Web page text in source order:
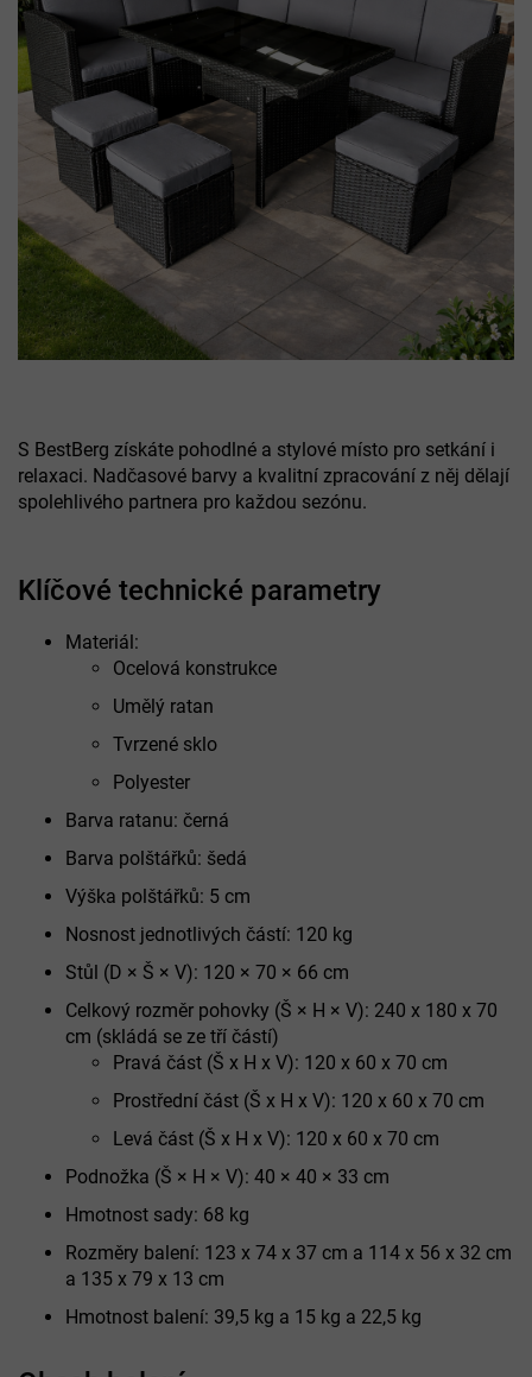
S BestBerg získáte pohodlné a stylové místo pro setkání i
relaxaci. Nadčasové barvy a kvalitní zpracování z něj dělají
spolehlivého partnera pro každou sezónu.
Klíčové technické parametry
Materiál:
Ocelová konstrukce
Umělý ratan
Tvrzené sklo
Polyester
Barva ratanu: černá
Barva polštářků: šedá
Výška polštářků: 5 cm
Nosnost jednotlivých částí: 120 kg
Stůl (D × Š × V): 120 × 70 × 66 cm
Celkový rozměr pohovky (Š × H × V): 240 x 180 x 70
cm (skládá se ze tří částí)
Pravá část (Š x H x V): 120 x 60 x 70 cm
Prostřední část (Š x H x V): 120 x 60 x 70 cm
Levá část (Š x H x V): 120 x 60 x 70 cm
Podnožka (Š × H × V): 40 × 40 × 33 cm
Hmotnost sady: 68 kg
Rozměry balení: 123 x 74 x 37 cm a 114 x 56 x 32 cm
a 135 x 79 x 13 cm
Hmotnost balení: 39,5 kg a 15 kg a 22,5 kg